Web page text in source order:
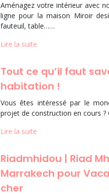
Aménagez votre intérieur avec
ligne pour la maison Miroir
fauteuil, table……
Lire la suite
Tout ce qu’il faut
habitation !
Vous êtes intéressé par le
projet de construction en cours ?
Lire la suite
Riadmhidou | Riad
Marrakech pour
cher